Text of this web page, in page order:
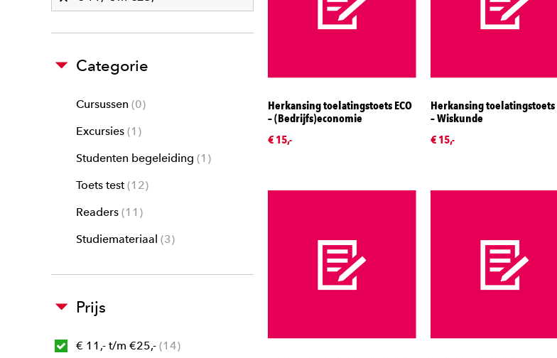
Categorie
Cursussen 0
Excursies 1
Studenten begeleiding
1
Toets test 12
Readers 11
Studiemateriaal 3
Prijs
€ 11,- t/m €25,- 14
Herkansing toelatingstoets ECO
– (Bedrijfs)economie
€ 15,-
Herkansing toelatingstoets
– Wiskunde
€ 15,-